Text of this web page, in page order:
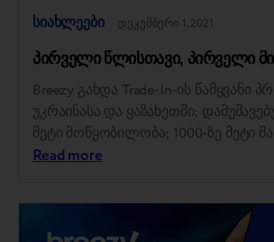
სიახლეები დეკემბერი 1, 2021
პირველი წლისთავი, პირველი
Breezy გახდა Trade-In-ის წამყვანი
უკრაინასა და ყაზახეთში;
მეტი მოწყობილობა; 1000-ზე მეტი
დაფარავს; სრულად ამოქმედდა
და B2B მომხმარებლებთან
დახვეწილია; სამი ქვეყანა:
Read more